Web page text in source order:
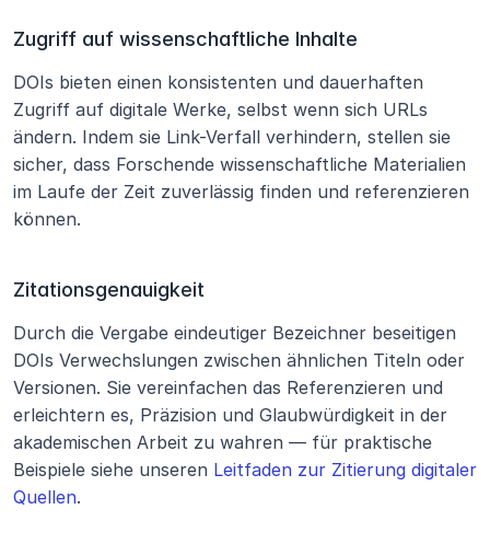
Zugriff auf wissenschaftliche Inhalte
DOIs bieten einen konsistenten und dauerhaften
Zugriff auf digitale Werke, selbst wenn sich URLs
ändern. Indem sie Link-Verfall verhindern, stellen sie
sicher, dass Forschende wissenschaftliche Materialien
im Laufe der Zeit zuverlässig finden und referenzieren
können.
Zitationsgenauigkeit
Durch die Vergabe eindeutiger Bezeichner beseitigen
DOIs Verwechslungen zwischen ähnlichen Titeln oder
Versionen. Sie vereinfachen das Referenzieren und
erleichtern es, Präzision und Glaubwürdigkeit in der
akademischen Arbeit zu wahren — für praktische
Beispiele siehe unseren Leitfaden zur Zitierung digitaler
Quellen.